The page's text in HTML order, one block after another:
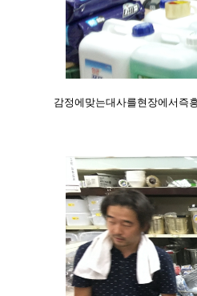
감정에맞는대사를현장에서즉